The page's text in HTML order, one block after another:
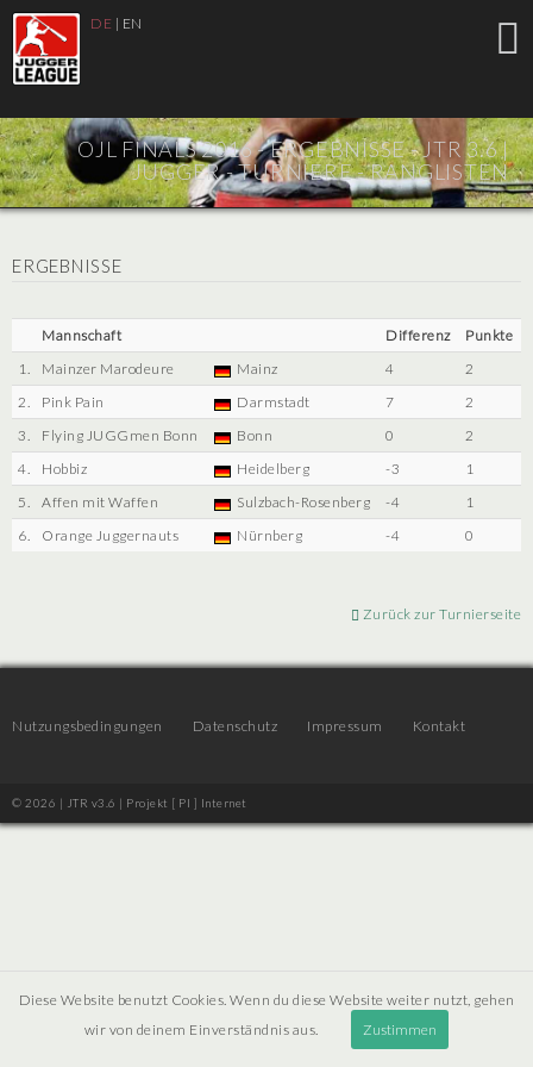
DE | EN
OJL FINALS 2016 - ERGEBNISSE - JTR 3.6 |
JUGGER - TURNIERE - RANGLISTEN
ERGEBNISSE
Mannschaft Differenz
Punkte
1.
Mainzer Marodeure Mainz 4
2
2.
Pink Pain Darmstadt 7
2
3.
Flying JUGGmen Bonn Bonn 0
2
4.
Hobbiz Heidelberg -3
1
5.
Affen mit Waffen Sulzbach-Rosenberg -4
1
6.
Orange Juggernauts Nürnberg -4 0
Zurück zur Turnierseite
Nutzungsbedingungen Datenschutz Impressum Kontakt
© 2026 | JTR v3.6 | Projekt [ PI ] Internet
Diese Website benutzt Cookies. Wenn du diese Website weiter nutzt, gehen
wir von deinem Einverständnis aus.
Zustimmen